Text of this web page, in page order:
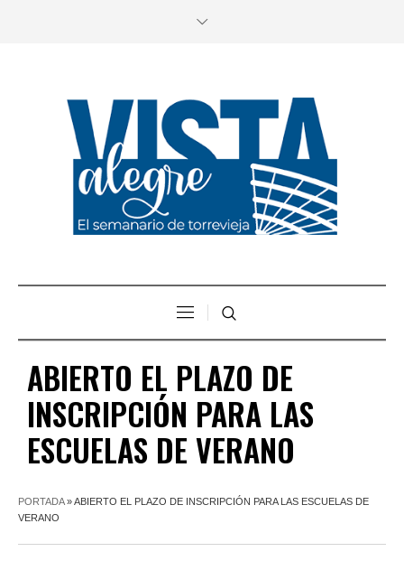
ABIERTO EL PLAZO DE
INSCRIPCIÓN PARA LAS
ESCUELAS DE VERANO
PORTADA»ABIERTO EL PLAZO DE INSCRIPCIÓN PARA LAS ESCUELAS DE
VERANO